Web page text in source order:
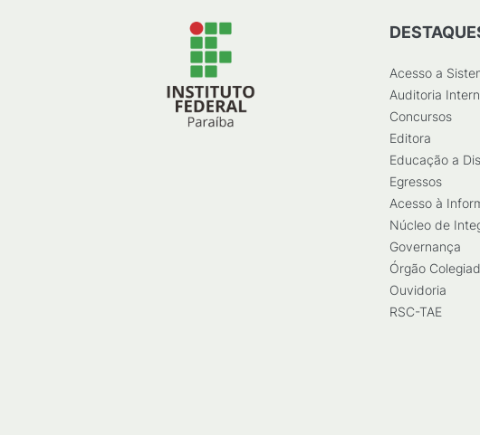
Acesso a
Auditoria
Concursos
Editora
Educação a
Egressos
Acesso à
Núcleo de
Governança
Órgão
Ouvidoria
RSC-TAE